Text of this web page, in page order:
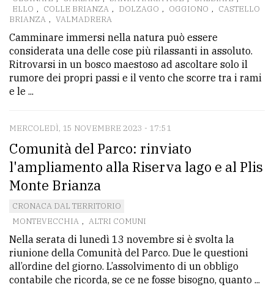
ELLO , COLLE BRIANZA , DOLZAGO , OGGIONO , CASTELLO
BRIANZA , VALMADRERA
Camminare immersi nella natura può essere
considerata una delle cose più rilassanti in assoluto.
Ritrovarsi in un bosco maestoso ad ascoltare solo il
rumore dei propri passi e il vento che scorre tra i rami
e le ...
MERCOLEDÌ, 15 NOVEMBRE 2023 - 17:51
Comunità del Parco: rinviato
l'ampliamento alla Riserva lago e al Plis
Monte Brianza
CRONACA DAL TERRITORIO
MONTEVECCHIA , ALTRI COMUNI
Nella serata di lunedì 13 novembre si è svolta la
riunione della Comunità del Parco. Due le questioni
all’ordine del giorno. L’assolvimento di un obbligo
contabile che ricorda, se ce ne fosse bisogno, quanto ...